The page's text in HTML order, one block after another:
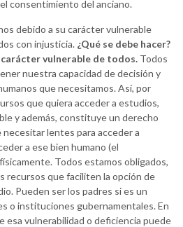
consentimiento del anciano.
debido a su carácter vulnerable
con injusticia. ¿Qué se debe hacer?
vulnerable de todos. Todos
nuestra capacidad de decisión y
que necesitamos. Así, por
que quiera acceder a estudios,
y además, constituye un derecho
lentes para acceder a
a ese bien humano (el
Todos estamos obligados,
recursos que faciliten la opción de
Pueden ser los padres si es un
o instituciones gubernamentales. En
esa vulnerabilidad o deficiencia puede